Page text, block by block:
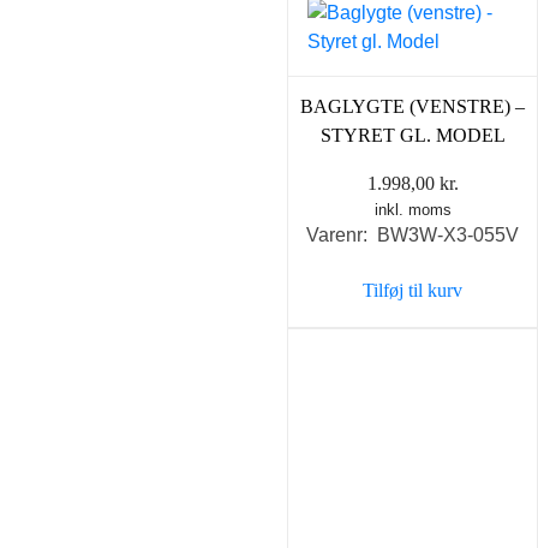
BAGLYGTE (VENSTRE) –
STYRET GL. MODEL
1.998,00 kr.
inkl. moms
Varenr: BW3W-X3-055V
Tilføj til kurv